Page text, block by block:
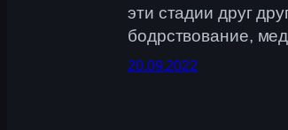
эти стадии друг
бодрствование,
20.09.2022